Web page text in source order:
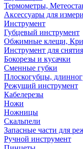
Термометры,
Аксессуары для
Инструмент
Губцевый инструмент
Обжимные клещи,
Инструмент для
Бокорезы и кусачки
Сменные губки
Плоскогубцы,
Режущий инструмент
Кабелерезы
Ножи
Ножницы
Скальпели
Запасные части для
Ручной инструмент